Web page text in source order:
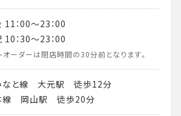
11：00～23：00
10：30～23：00
オーダーは閉店時間の30分前となります。
なと線 大元駅 徒歩12分
線 岡山駅 徒歩20分